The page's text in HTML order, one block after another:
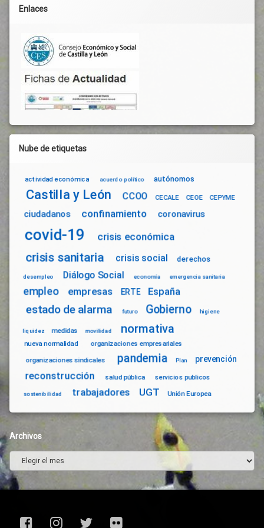
De Las
Reactivación
Económica
Respuestas
Salamanca
Seguridad
Sanitaria
De
Industrial
Tasas
Tejido
Terrazas
Trabajadores
Urgencia
Social
Vivienda
Enlaces
Nube de etiquetas
actividad económica acuerdo político autónomos
Castilla y León CCOO CECALE CEOE CEPYME
ciudadanos confinamiento coronavirus
covid-19 crisis económica
crisis sanitaria crisis social derechos
desempleo Diálogo Social economía emergencia sanitaria
empleo empresas ERTE España
estado de alarma futuro Gobierno higiene
liquidez medidas movilidad normativa
nueva normalidad organizaciones empresariales
organizaciones sindicales pandemia Plan prevención
reconstrucción salud pública servicios publicos
sostenibilidad trabajadores UGT Unión Europea
Archivos
Archivos